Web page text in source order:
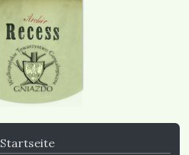
Startseite